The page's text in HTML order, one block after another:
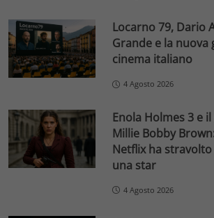
Locarno 79, Dario
Grande e la nuova
cinema italiano
4 Agosto 2026
Enola Holmes 3 e
Millie Bobby
Netflix ha
una star
4 Agosto 2026